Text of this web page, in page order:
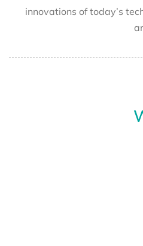
innovations of today’s